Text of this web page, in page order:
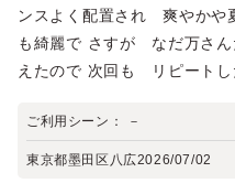
ンスよく配置され 爽やかや
も綺麗で さすが なだ万さ
えたので 次回も リピートし
ご利用シーン： －
東京都墨田区八広2026/07/02